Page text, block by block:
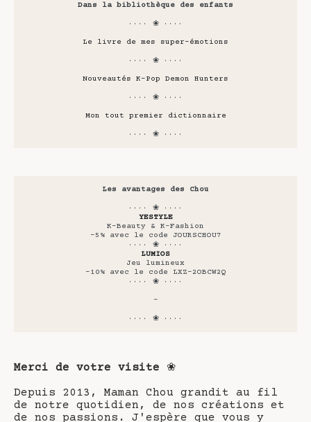
Dans la bibliothèque des enfants
···· ❀ ····
Le livre de mes super-émotions
···· ❀ ····
Nouveautés K-Pop Demon Hunters
···· ❀ ····
Mon tout premier dictionnaire
···· ❀ ····
Les avantages des Chou
···· ❀ ····
YESTYLE
K-Beauty & K-Fashion
-5% avec le code JOURSCHOU7
···· ❀ ····
LUMIOS
Jeu lumineux
-10% avec le code LXZ-2OBCW2Q
···· ❀ ····
-
···· ❀ ····
Merci de votre visite ❀
Depuis 2013, Maman Chou grandit au fil
de notre quotidien, de nos créations et
de nos passions. J'espère que vous y